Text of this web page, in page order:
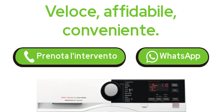
Veloce, affidabile,
conveniente.
Prenota l'intervento WhatsApp